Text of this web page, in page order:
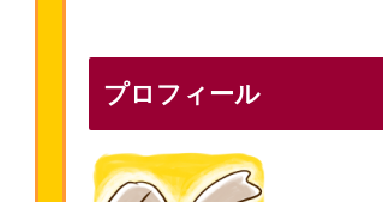
プロフィール